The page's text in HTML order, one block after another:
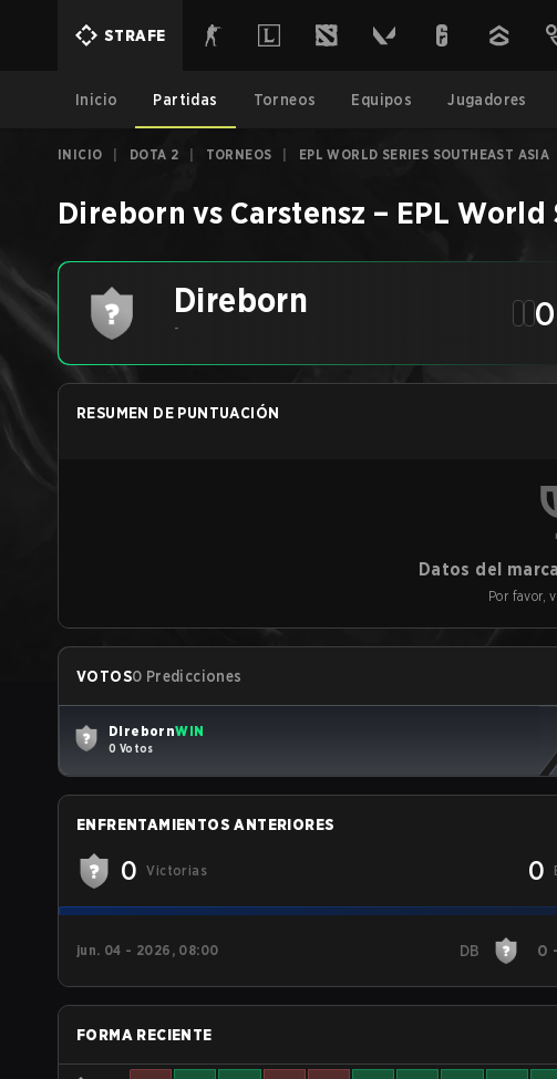
STRAFE
Inicio Partidas Torneos Equipos Jugadores
INICIO DOTA 2 TORNEOS EPL WORLD SERIES SOUTHEAST ASIA
Direborn vs Carstensz – EPL World
Direborn
- 0
RESUMEN DE PUNTUACIÓN
Datos del
Por favor,
VOTOS0 Predicciones
DirebornWIN
0 Votos
ENFRENTAMIENTOS ANTERIORES
0 Victorias 0
jun. 04 - 2026, 08:00 DB 0 -
FORMA RECIENTE